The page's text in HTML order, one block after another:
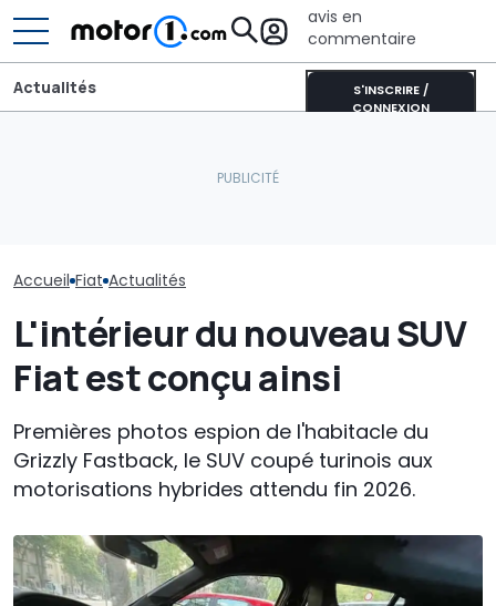
avis en
commentaire
S'INSCRIRE /
CONNEXION
Actualités
Accueil Fiat Actualités
L'intérieur du nouveau SUV
Fiat est conçu ainsi
Premières photos espion de l'habitacle du
Grizzly Fastback, le SUV coupé turinois aux
motorisations hybrides attendu fin 2026.